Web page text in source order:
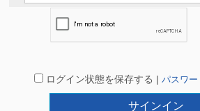
ログイン状態を保存する | パスワ